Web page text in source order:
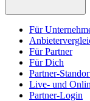
Für
Für Partner
Für Dich
Partner-
Live- und
Partner-Login